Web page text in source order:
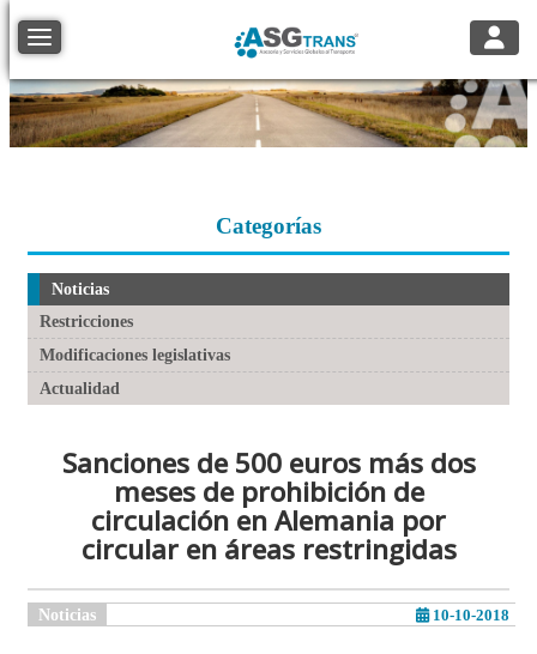
Toggle navigation
Categorías
Noticias
Restricciones
Modificaciones legislativas
Actualidad
Sanciones de 500 euros más dos
meses de prohibición de
circulación en Alemania por
circular en áreas restringidas
Noticias 10-10-2018